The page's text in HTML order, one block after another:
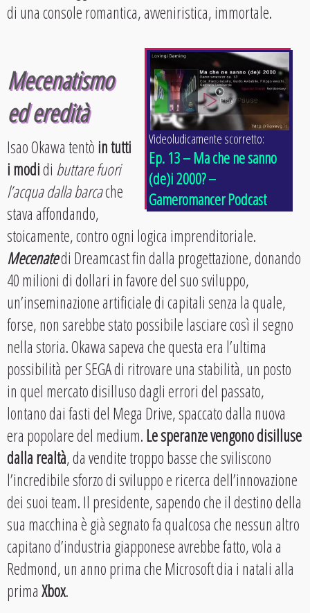
di una console romantica, avveniristica, immortale.
Videoludicamente scorretto:
Ep. 13 – Ma che ne sanno
(de)i 2000? –
Gameromancer Podcast
Mecenatismo
ed eredità
Isao Okawa tentòin tutti
i modidi buttare fuori
l’acqua dalla barcache
stava affondando,
stoicamente, contro ogni logica imprenditoriale.
Mecenatedi Dreamcast fin dalla progettazione, donando
40 milioni di dollari in favore del suo sviluppo,
un’inseminazione artificiale di capitali senza la quale,
forse, non sarebbe stato possibile lasciare così il segno
nella storia. Okawa sapeva che questa era l’ultima
possibilità per SEGA di ritrovare una stabilità, un posto
in quel mercato disilluso dagli errori del passato,
lontano dai fasti del Mega Drive, spaccato dalla nuova
era popolare del medium.Le speranze vengono disilluse
dalla realtà, da vendite troppo basse che sviliscono
l’incredibile sforzo di sviluppo e ricerca dell’innovazione
dei suoi team. Il presidente, sapendo che il destino della
sua macchina è già segnato fa qualcosa che nessun altro
capitano d’industria giapponese avrebbe fatto, vola a
Redmond, un anno prima che Microsoft dia i natali alla
primaXbox.